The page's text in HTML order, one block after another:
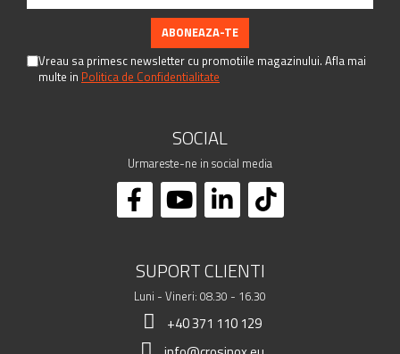
Vreau sa primesc newsletter cu promotiile magazinului. Afla mai
multe in Politica de Confidentialitate
SOCIAL
Urmareste-ne in social media
SUPORT CLIENTI
Luni - Vineri: 08.30 - 16.30
+40 371 110 129